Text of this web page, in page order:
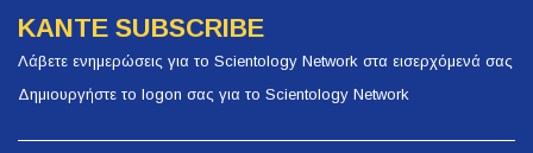
ΚΑΝΤΕ SUBSCRIBE
Λάβετε ενημερώσεις για το Scientology Network στα εισερχόμενά σας
Δημιουργήστε το logon σας για το Scientology Network